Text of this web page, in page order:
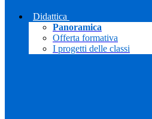
Didattica
Panoramica
Offerta formativa
I progetti delle classi